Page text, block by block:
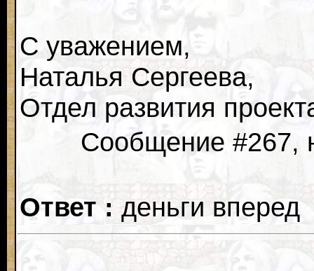
С уважением,
Наталья Сергеева,
Отдел развития
Сообщение #267,
Ответ : деньги вперед